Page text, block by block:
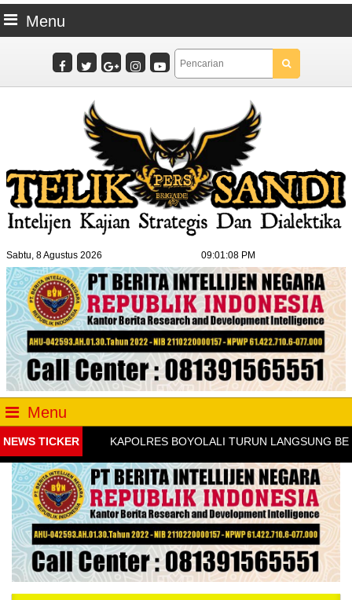
Menu
Sabtu, 8 Agustus 2026 09:01:08 PM
Menu
NEWS TICKER KAPOLRES BOYOLALI TURUN LANGSUNG